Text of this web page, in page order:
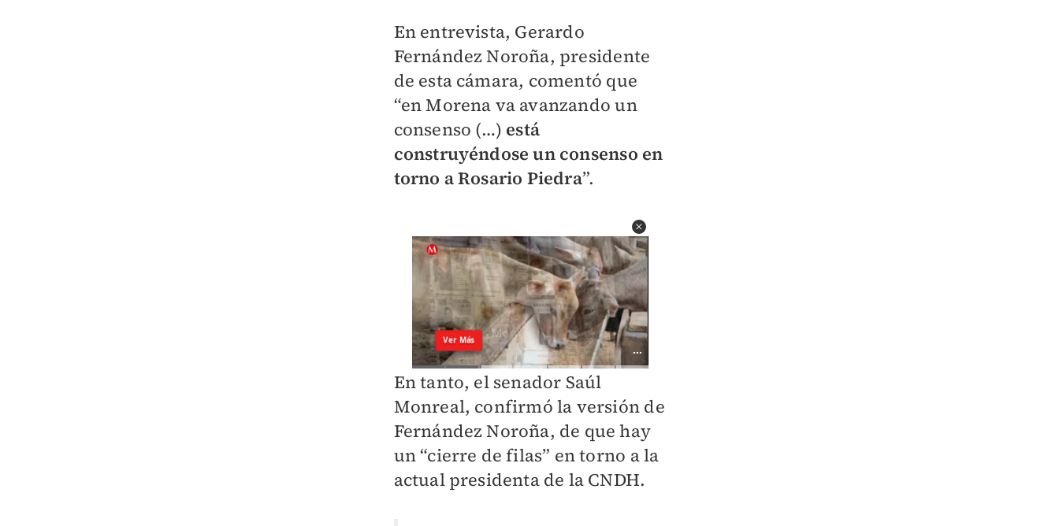
En entrevista, Gerardo
Fernández Noroña, presidente
de esta cámara, comentó que
“en Morena va avanzando un
consenso (…) está
construyéndose un consenso en
torno a Rosario Piedra”.
En tanto, el senador Saúl
Monreal, confirmó la versión de
Fernández Noroña, de que hay
un “cierre de filas” en torno a la
actual presidenta de la CNDH.